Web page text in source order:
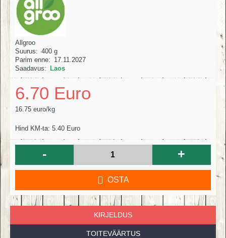
Allgroo
Suurus: 400 g
Parim enne: 17.11.2027
Saadavus:
Laos
6.70 Euro
16.75 euro/kg
Hind KM-ta: 5.40 Euro
- +
OSTA
KIRJELDUS
TOITEVÄÄRTUS